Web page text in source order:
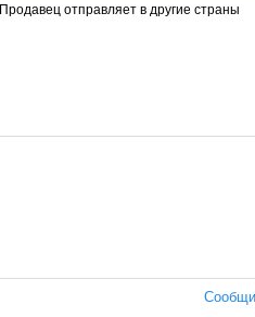
Продавец отправляет в другие страны